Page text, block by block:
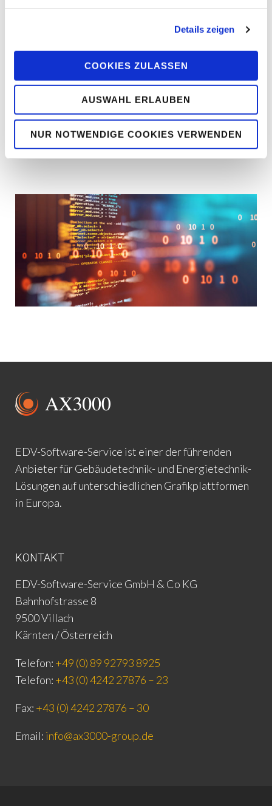
Details zeigen
COOKIES ZULASSEN
AUSWAHL ERLAUBEN
NUR NOTWENDIGE COOKIES VERWENDEN
Digitale Alternativen für veraltete „Papier-
Ausgewählte Beispiele:
https://ziegel-bauphysiksoftware.ax3000-
group.de/lrz/
https://wb.ax3000-group.de/home
EDV-Software-Service ist einer der führenden
Anbieter für Gebäudetechnik- und Energietechnik-
Lösungen auf unterschiedlichen Grafikplattformen
in Europa.
KONTAKT
EDV-Software-Service GmbH & Co KG
Bahnhofstrasse 8
9500 Villach
Kärnten / Österreich
Telefon: +49 (0) 89 92793 8925
Telefon: +43 (0) 4242 27876 – 23
Fax: +43 (0) 4242 27876 – 30
Email: info@ax3000-group.de